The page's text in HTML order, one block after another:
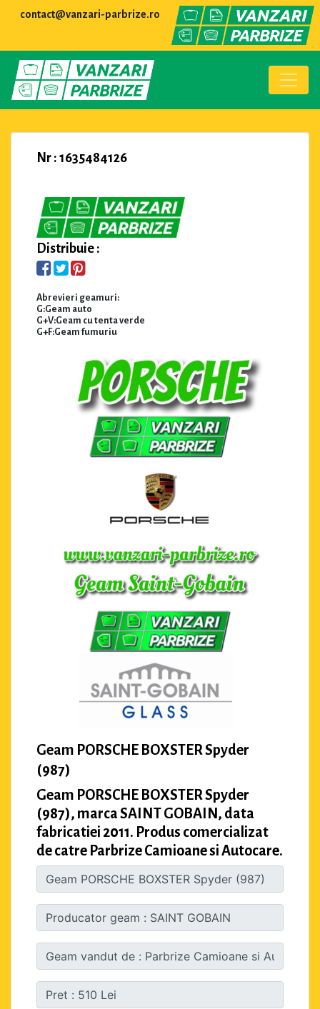
contact@vanzari-parbrize.ro
Nr : 1635484126
Distribuie :
Abrevieri geamuri:
G:Geam auto
G+V:Geam cu tenta verde
G+F:Geam fumuriu
Geam PORSCHE BOXSTER Spyder
(987)
Geam PORSCHE BOXSTER Spyder
(987), marca SAINT GOBAIN, data
fabricatiei 2011. Produs comercializat
de catre Parbrize Camioane si Autocare.